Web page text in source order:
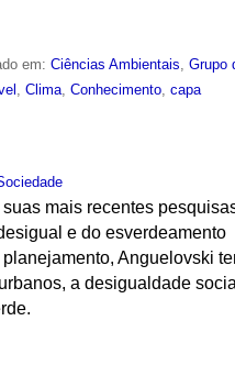
em:Ciências Ambientais ,Grupo
,Clima ,Conhecimento ,capa
mais recentes
e do esverdeamento
Anguelovski
a desigualdade